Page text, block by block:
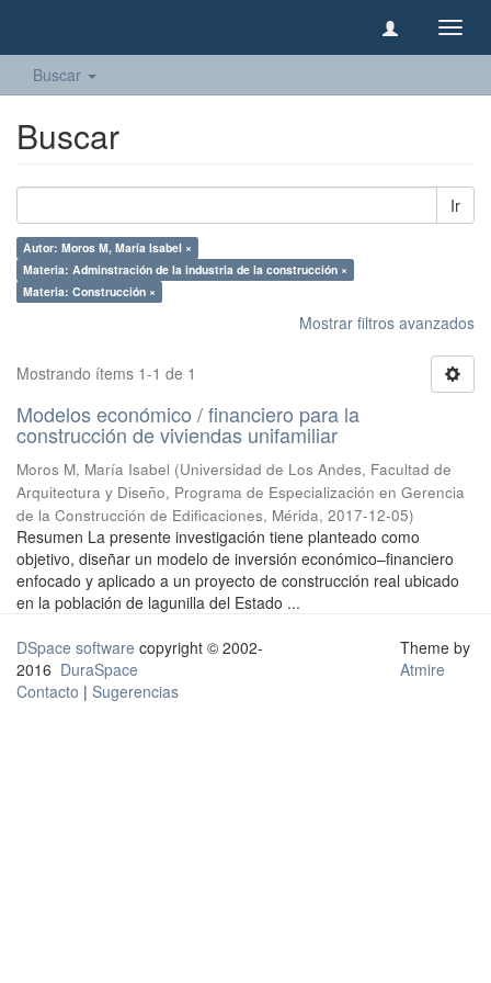
Buscar
Buscar
Ir
Autor: Moros M, María Isabel ×
Materia: Adminstración de la industria de la construcción ×
Materia: Construcción ×
Mostrar filtros avanzados
Mostrando ítems 1-1 de 1
Modelos económico / financiero para la
construcción de viviendas unifamiliar
Moros M, María Isabel (Universidad de Los Andes, Facultad de
Arquitectura y Diseño, Programa de Especialización en Gerencia
de la Construcción de Edificaciones, Mérida, 2017-12-05)
Resumen La presente investigación tiene planteado como
objetivo, diseñar un modelo de inversión económico–financiero
enfocado y aplicado a un proyecto de construcción real ubicado
en la población de lagunilla del Estado ...
DSpace software copyright © 2002-
2016 DuraSpace
Contacto | Sugerencias
Theme by
Atmire